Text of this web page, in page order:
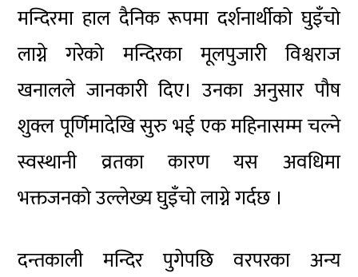
मन्दिरमा हाल दैनिक रूपमा दर्शनार्थीको घुइँचो
लाग्ने गरेको मन्दिरका मूलपुजारी विश्वराज
खनालले जानकारी दिए। उनका अनुसार पौष
शुक्ल पूर्णिमादेखि सुरु भई एक महिनासम्म चल्ने
स्वस्थानी व्रतका कारण यस अवधिमा
भक्तजनको उल्लेख्य घुइँचो लाग्ने गर्दछ ।
दन्तकाली मन्दिर पुगेपछि वरपरका अन्य